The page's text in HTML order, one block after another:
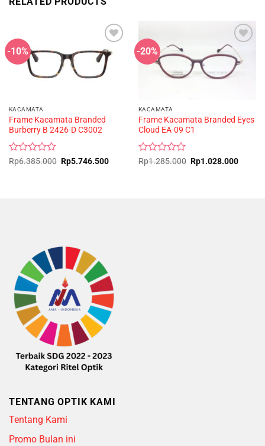
-10%
KACAMATA
Frame Kacamata Branded
Burberry B 2426-D C3002
Rated
Rp6.385.000 Original
price
Rp5.746.500Current
-20%
KACAMATA
Frame Kacamata Branded Eyes
Cloud EA-09 C1
Rated
Rp1.285.000 Original
price
Rp1.028.000Current
TENTANG OPTIK KAMI
Tentang Kami
Promo Bulan ini